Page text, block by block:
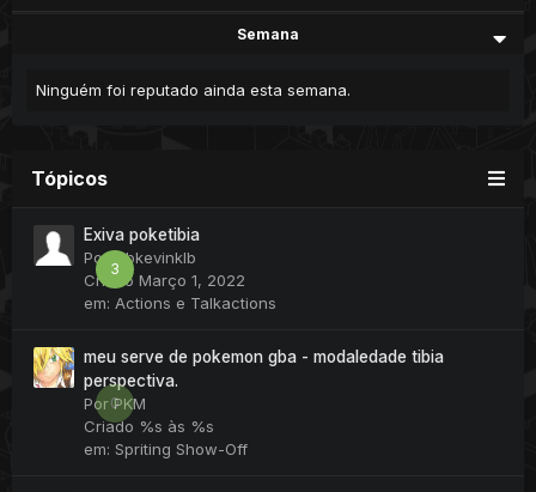
Semana
Ninguém foi reputado ainda esta semana.
Tópicos
3
Exiva poketibia
Por klbkevinklb
Criado Março 1, 2022
em: Actions e Talkactions
0
meu serve de pokemon gba - modaledade tibia
perspectiva.
PorPKM
Criado %s às %s
em: Spriting Show-Off